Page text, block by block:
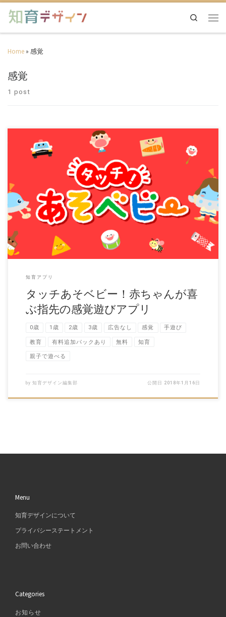
Search
Home » 感覚
感覚
1 post
知育アプリのジャンルの中で常に人気上位のアプリです。 シリーズ累
計およそ600万ダウンロードを誇り、 […]
知育アプリ
タッチあそベビー！赤ちゃんが喜
ぶ指先の感覚遊びアプリ
0歳 1歳 2歳 3歳 広告なし 感覚 手遊び
教育 有料追加パックあり 無料 知育
親子で遊べる
by 知育デザイン編集部 公開日 2018年1月16日
Menu
知育デザインについて
プライバシーステートメント
お問い合わせ
Categories
お知らせ